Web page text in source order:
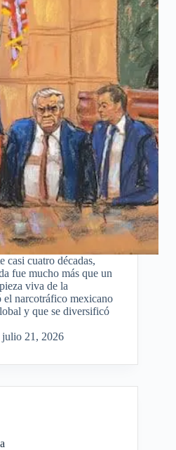
cuatro décadas,
fue mucho más que un
viva de la
el narcotráfico mexicano
y que se diversificó
julio 21, 2026